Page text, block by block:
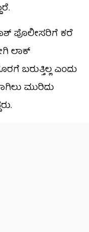
ಪೊಲೀಸರಿಗೆ ಕರೆ
ಲಾಕ್
ಬರುತ್ತಿಲ್ಲ ಎಂದು
ಮುರಿದು